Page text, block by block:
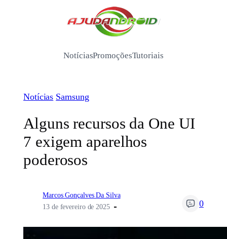
/
NotíciasPromoçõesTutoriais
Notícias Samsung
Alguns recursos da One UI
7 exigem aparelhos
poderosos
Marcos Gonçalves Da Silva
13 de fevereiro de 2025
0